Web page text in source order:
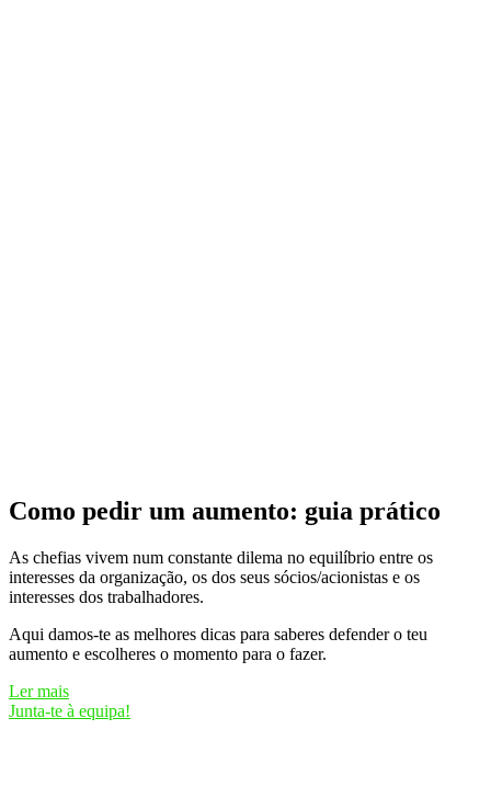
Como pedir um aumento: guia prático
As chefias vivem num constante dilema no equilíbrio entre os
interesses da organização, os dos seus sócios/acionistas e os
interesses dos trabalhadores.
Aqui damos-te as melhores dicas para saberes defender o teu
aumento e escolheres o momento para o fazer.
Ler mais
Junta-te à equipa!